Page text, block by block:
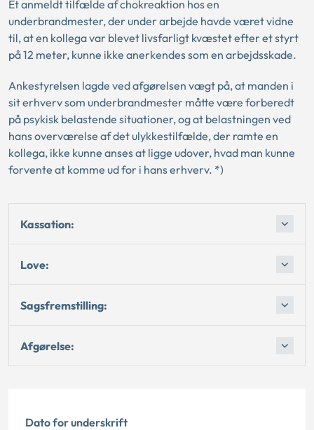
Et anmeldt tilfælde af chokreaktion hos en
underbrandmester, der under arbejde havde været vidne
til, at en kollega var blevet livsfarligt kvæstet efter et styrt
på 12 meter, kunne ikke anerkendes som en arbejdsskade.
Ankestyrelsen lagde ved afgørelsen vægt på, at manden i
sit erhverv som underbrandmester måtte være forberedt
på psykisk belastende situationer, og at belastningen ved
hans overværelse af det ulykkestilfælde, der ramte en
kollega, ikke kunne anses at ligge udover, hvad man kunne
forvente at komme ud for i hans erhverv. *)
Kassation:
Love:
Sagsfremstilling:
Afgørelse:
Dato for underskrift